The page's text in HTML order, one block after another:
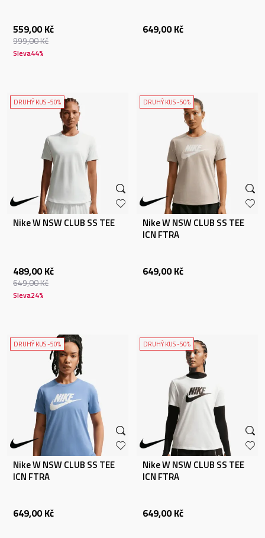
559,00 Kč
999,00Kč
Sleva44%
649,00 Kč
DRUHÝ KUS -50%
Nike W NSW CLUB SS TEE
489,00 Kč
649,00Kč
Sleva24%
DRUHÝ KUS -50%
Nike W NSW CLUB SS TEE
ICN FTRA
649,00 Kč
DRUHÝ KUS -50%
Nike W NSW CLUB SS TEE
ICN FTRA
649,00 Kč
DRUHÝ KUS -50%
Nike W NSW CLUB SS TEE
ICN FTRA
649,00 Kč